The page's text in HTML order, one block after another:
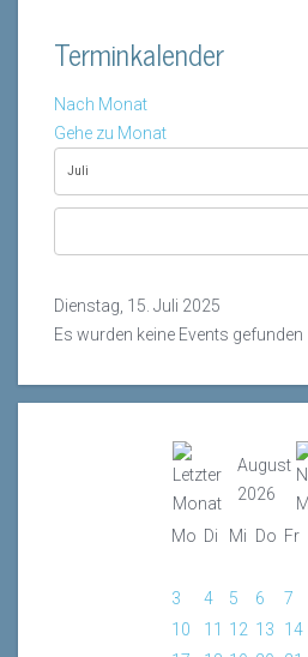
Terminkalender
Nach Monat
Gehe zu Monat
Dienstag, 15. Juli 2025
Es wurden keine Events gefunden
August
2026
Mo Di Mi Do Fr
3
4 5 6 7
10
11 12 13 14